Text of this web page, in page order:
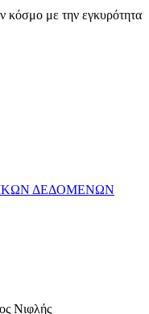
κόσμο με την εγκυρότητα
ΔΕΔΟΜΕΝΩΝ
Νιφλής